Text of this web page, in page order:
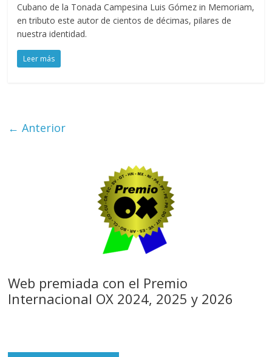
Cubano de la Tonada Campesina Luis Gómez in Memoriam,
en tributo este autor de cientos de décimas, pilares de
nuestra identidad.
Leer más
← Anterior
Web premiada con el Premio
Internacional OX 2024, 2025 y 2026